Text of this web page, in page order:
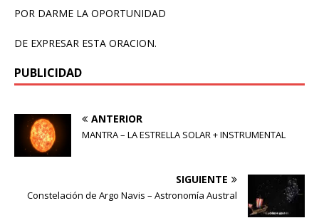
POR DARME LA OPORTUNIDAD
DE EXPRESAR ESTA ORACION.
PUBLICIDAD
ANTERIOR
MANTRA – LA ESTRELLA SOLAR + INSTRUMENTAL
SIGUIENTE
Constelación de Argo Navis – Astronomía Austral